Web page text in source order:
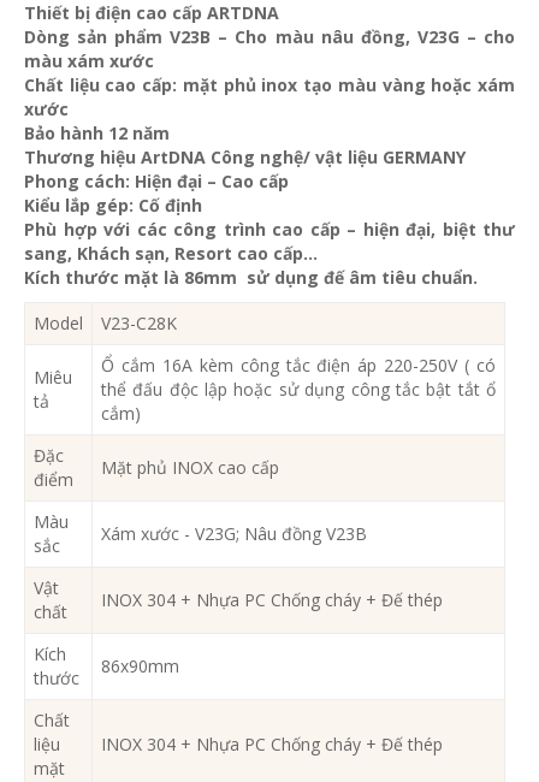
Thiết bị điện cao cấp ARTDNA
Dòng sản phẩm V23B – Cho màu nâu đồng, V23G – cho
màu xám xước
Chất liệu cao cấp: mặt phủ inox tạo màu vàng hoặc xám
xước
Bảo hành 12 năm
Thương hiệu ArtDNA Công nghệ/ vật liệu GERMANY
Phong cách: Hiện đại – Cao cấp
Kiểu lắp gép: Cố định
Phù hợp với các công trình cao cấp – hiện đại, biệt thư
sang, Khách sạn, Resort cao cấp…
Kích thước mặt là 86mm sử dụng đế âm tiêu chuẩn.
Model
V23-C28K
Miêu
tả
Ổ cắm 16A kèm công tắc điện áp 220-250V ( có
thể đấu độc lập hoặc sử dụng công tắc bật tắt ổ
cắm)
Đặc
điểm
Mặt phủ INOX cao cấp
Màu
sắc
Xám xước - V23G; Nâu đồng V23B
Vật
chất
INOX 304 + Nhựa PC Chống cháy + Đế thép
Kích
thước
86x90mm
Chất
liệu
mặt
INOX 304 + Nhựa PC Chống cháy + Đế thép